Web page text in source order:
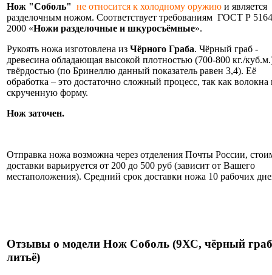
Нож "Соболь" не относится к холодному оружию и является
разделочным ножом. Соответствует требованиям ГОСТ Р
2000 «Ножи разделочные и шкуросъёмные».
Рукоять ножа изготовлена из Чёрного Граба. Чёрный граб -
древесина обладающая высокой плотностью (700-800 кг./
твёрдостью (по Бринеллю данный показатель равен 3,4). Её
обработка – это достаточно сложный процесс, так как
скрученную форму.
Нож заточен.
Отправка ножа возможна через отделения Почты России,
доставки варьируется от 200 до 500 руб (зависит от Вашего
местаположения). Средний срок доставки ножа 10 рабочих
Отзывы о модели Нож Соболь (9ХС, чёрный
литьё)